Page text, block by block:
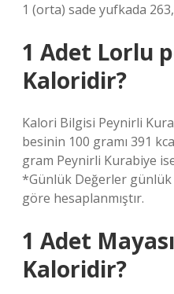
1 (orta) sade yufkada
1 Adet Lorlu
Kaloridir?
Kalori Bilgisi Peynirli
besinin 100 gramı 391
gram Peynirli Kurabiye
*Günlük Değerler
göre hesaplanmıştır.
1 Adet
Kaloridir?